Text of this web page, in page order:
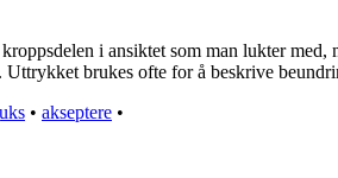
i ansiktet som man lukter med,
brukes ofte for å beskrive
• akseptere •